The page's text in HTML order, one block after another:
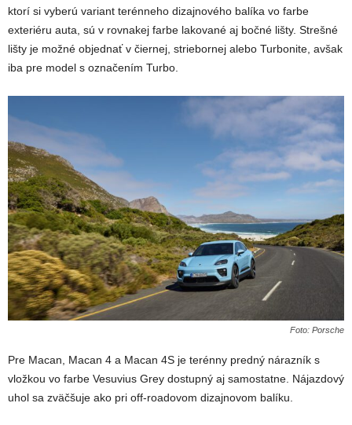
ktorí si vyberú variant terénneho dizajnového balíka vo farbe
exteriéru auta, sú v rovnakej farbe lakované aj bočné lišty. Strešné
lišty je možné objednať v čiernej, striebornej alebo Turbonite, avšak
iba pre model s označením Turbo.
Foto: Porsche
Pre Macan, Macan 4 a Macan 4S je terénny predný nárazník s
vložkou vo farbe Vesuvius Grey dostupný aj samostatne. Nájazdový
uhol sa zväčšuje ako pri off-roadovom dizajnovom balíku.